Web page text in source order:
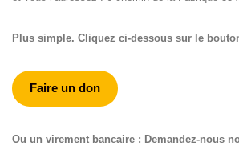
Plus simple. Cliquez ci-dessous sur le
Faire un don
Ou un virement bancaire : Demandez-nous